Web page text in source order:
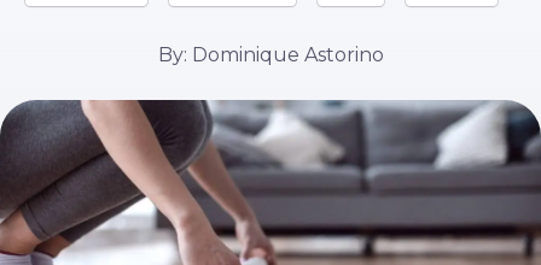
By: Dominique Astorino